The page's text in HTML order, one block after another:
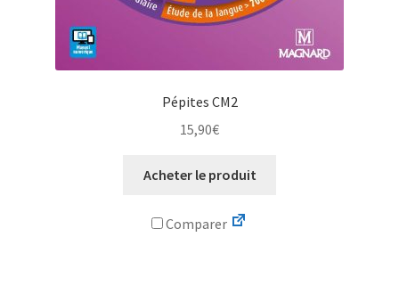
Pépites CM2
15,90€
Acheter le produit
Comparer